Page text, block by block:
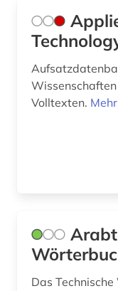
energy (1)
english (1)
Volltexten.
Das